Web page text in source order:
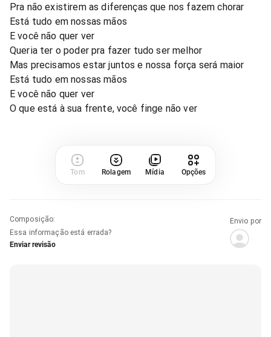
Pra não existirem as diferenças que nos fazem chorar
Está tudo em nossas mãos
E você não quer ver
Queria ter o poder pra fazer tudo ser melhor
Mas precisamos estar juntos e nossa força será maior
Está tudo em nossas mãos
E você não quer ver
O que está à sua frente, você finge não ver
Tom Rolagem Mídia Opções
Composição:
Essa informação está errada?
Enviar revisão
Envio por